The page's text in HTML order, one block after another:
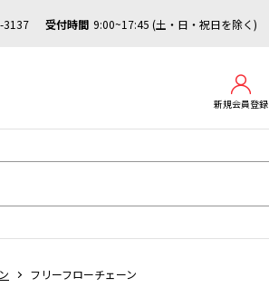
3137 受付時間 9:00~17:45 (土・日・祝日を除く)
新規会員登録
フリーフローチェーン